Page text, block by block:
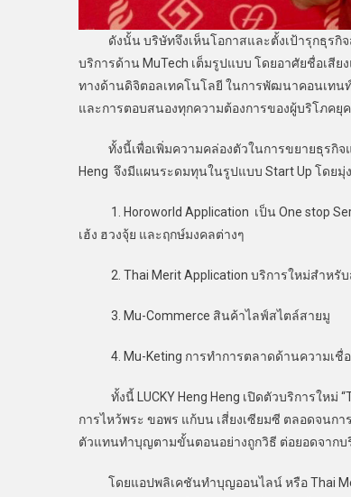
ดังนั้น บริษัทจึงเห็นโอกาสและตั้งเป้ารุกธุรกิจส
บริการด้าน MuTech เต็มรูปแบบ โดยอาศัยชื่อเสี
ทางด้านดิจิตอลเทคโนโลยี ในการพัฒนาคอนเทนท์
และการตอบสนองทุกความต้องการของผู้บริโภคยุ
ทั้งนี้เพื่อเพิ่มความคล่องตัวในการขยายธุรกิจแ
Heng จึงมีแผนระดมทุนในรูปแบบ Start Up โดยมุ่
1. Horoworld Application เป็น One stop
เฮ้ง ฮวงจุ้ย และฤกษ์มงคลต่างๆ
2. Thai Merit Application บริการใหม่สำหรับ
3. Mu-Commerce สินค้าไลฟ์สไตล์สายมู
4. Mu-Keting การทำการตลาดด้านความเชื่อ
ทั้งนี้ LUCKY Heng Heng เปิดตัวบริการใหม่
การไหว้พระ ขอพร แก้บน เสี่ยงเซียมซี ตลอดจนก
ตัวแทนทำบุญตามขั้นตอนอย่างถูกวิธี ต่อยอดจากบ
โดยแอปพลิเคชันทำบุญออนไลน์ หรือ Thai